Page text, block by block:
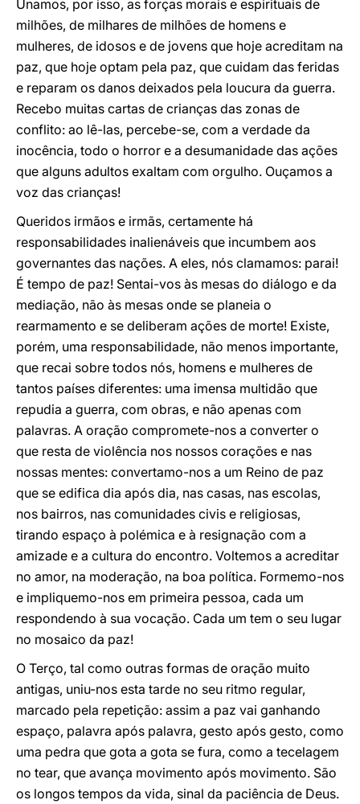
Unamos, por isso, as forças morais e espirituais de
milhões, de milhares de milhões de homens e
mulheres, de idosos e de jovens que hoje acreditam na
paz, que hoje optam pela paz, que cuidam das feridas
e reparam os danos deixados pela loucura da guerra.
Recebo muitas cartas de crianças das zonas de
conflito: ao lê-las, percebe-se, com a verdade da
inocência, todo o horror e a desumanidade das ações
que alguns adultos exaltam com orgulho. Ouçamos a
voz das crianças!
Queridos irmãos e irmãs, certamente há
responsabilidades inalienáveis que incumbem aos
governantes das nações. A eles, nós clamamos: parai!
É tempo de paz! Sentai-vos às mesas do diálogo e da
mediação, não às mesas onde se planeia o
rearmamento e se deliberam ações de morte! Existe,
porém, uma responsabilidade, não menos importante,
que recai sobre todos nós, homens e mulheres de
tantos países diferentes: uma imensa multidão que
repudia a guerra, com obras, e não apenas com
palavras. A oração compromete-nos a converter o
que resta de violência nos nossos corações e nas
nossas mentes: convertamo-nos a um Reino de paz
que se edifica dia após dia, nas casas, nas escolas,
nos bairros, nas comunidades civis e religiosas,
tirando espaço à polémica e à resignação com a
amizade e a cultura do encontro. Voltemos a acreditar
no amor, na moderação, na boa política. Formemo-nos
e impliquemo-nos em primeira pessoa, cada um
respondendo à sua vocação. Cada um tem o seu lugar
no mosaico da paz!
O Terço, tal como outras formas de oração muito
antigas, uniu-nos esta tarde no seu ritmo regular,
marcado pela repetição: assim a paz vai ganhando
espaço, palavra após palavra, gesto após gesto, como
uma pedra que gota a gota se fura, como a tecelagem
no tear, que avança movimento após movimento. São
os longos tempos da vida, sinal da paciência de Deus.